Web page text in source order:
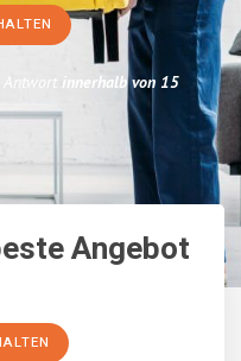
Antwort innerhalb von 15
Angebot